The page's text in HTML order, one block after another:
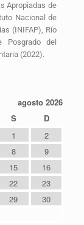
Apropiadas de
Nacional de
(INIFAP), Río
Posgrado del
(2022).
agosto 2026
S
D
1
2
8
9
15
16
22
23
29
30